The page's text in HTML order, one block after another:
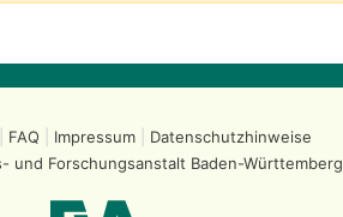
FAQ Impressum
Datenschutzhinweise
und Forschungsanstalt Baden-Württemberg